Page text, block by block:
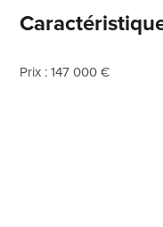
Prix : 147 000 €